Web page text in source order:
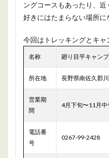
ングコースもあったり、
好きにはたまらない場所に
今回はトレッキングとキャ
名称 廻り目平キャン
所在地 長野県南佐久郡
営業期
間
4月下旬〜11月中
電話番
号
0267-99-2428